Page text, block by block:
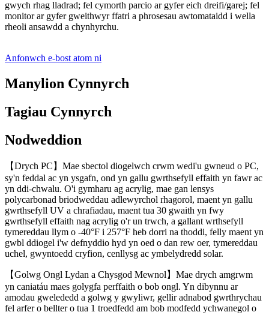
gwych rhag lladrad; fel cymorth parcio ar gyfer eich dreifi/garej; fel
monitor ar gyfer gweithwyr ffatri a phrosesau awtomataidd i wella
rheoli ansawdd a chynhyrchu.
Anfonwch e-bost atom ni
Manylion Cynnyrch
Tagiau Cynnyrch
Nodweddion
【Drych PC】Mae sbectol diogelwch crwm wedi'u gwneud o PC,
sy'n feddal ac yn ysgafn, ond yn gallu gwrthsefyll effaith yn fawr ac
yn ddi-chwalu. O'i gymharu ag acrylig, mae gan lensys
polycarbonad briodweddau adlewyrchol rhagorol, maent yn gallu
gwrthsefyll UV a chrafiadau, maent tua 30 gwaith yn fwy
gwrthsefyll effaith nag acrylig o'r un trwch, a gallant wrthsefyll
tymereddau llym o -40°F i 257°F heb dorri na thoddi, felly maent yn
gwbl ddiogel i'w defnyddio hyd yn oed o dan rew oer, tymereddau
uchel, gwyntoedd cryfion, cenllysg ac ymbelydredd solar.
【Golwg Ongl Lydan a Chysgod Mewnol】Mae drych amgrwm
yn caniatáu maes golygfa perffaith o bob ongl. Yn dibynnu ar
amodau gwelededd a golwg y gwyliwr, gellir adnabod gwrthrychau
fel arfer o bellter o tua 1 troedfedd am bob modfedd ychwanegol o